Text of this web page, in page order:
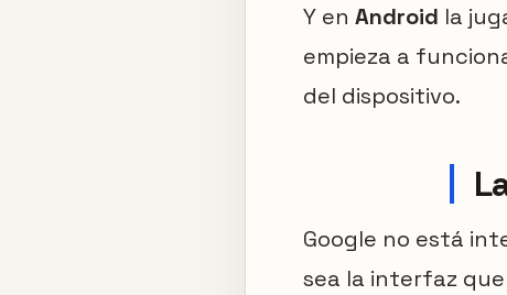
Y en Android la
empieza a
del dispositivo.
Google no está
sea la interfaz